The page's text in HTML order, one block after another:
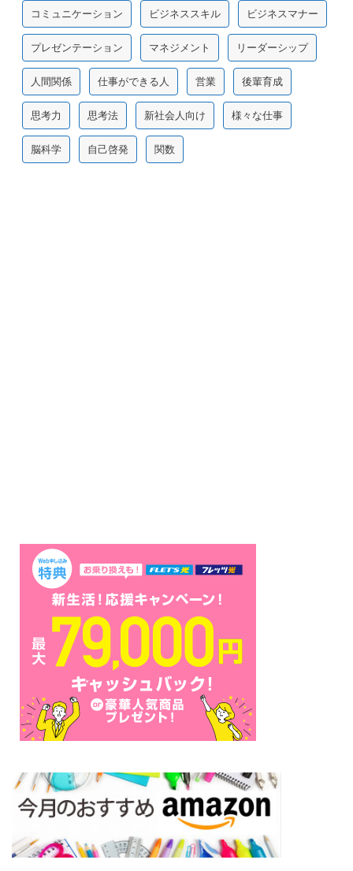
コミュニケーション ビジネススキル ビジネスマナー
プレゼンテーション マネジメント リーダーシップ
人間関係 仕事ができる人 営業 後輩育成
思考力 思考法 新社会人向け 様々な仕事
脳科学 自己啓発 関数